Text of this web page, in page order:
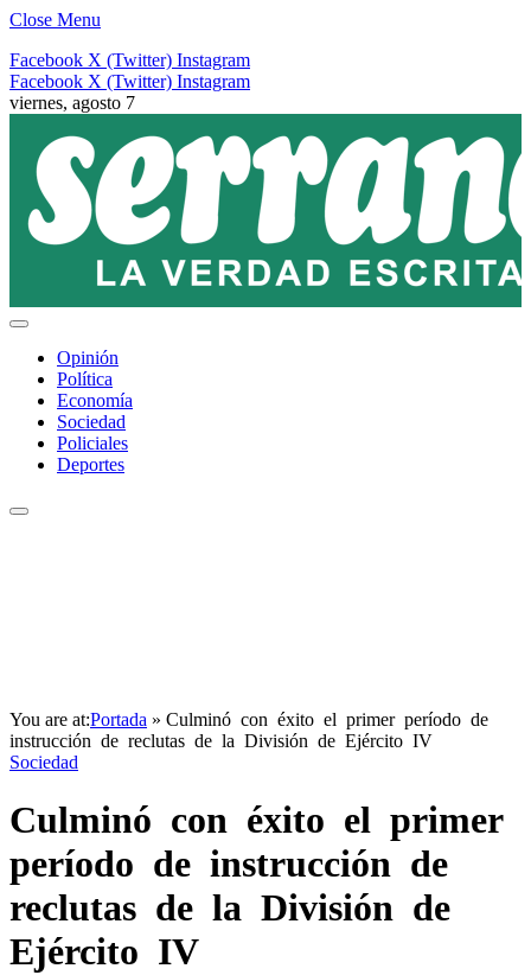
Close Menu
Facebook X (Twitter) Instagram
Facebook X (Twitter) Instagram
viernes, agosto 7
Opinión
Política
Economía
Sociedad
Policiales
Deportes
You are at:Portada » Culminó con éxito el primer período de
instrucción de reclutas de la División de Ejército IV
Sociedad
Culminó con éxito el primer
período de instrucción de
reclutas de la División de
Ejército IV